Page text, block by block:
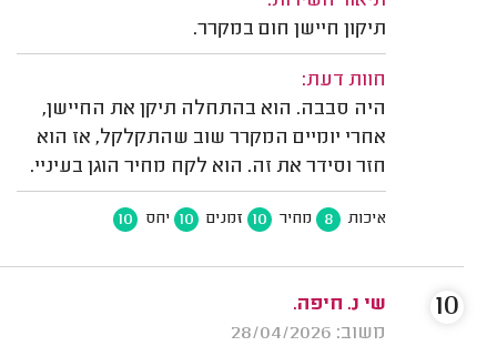
תיקון חיישן חום במקרר.
חוות דעת:
היה סבבה. הוא בהתחלה תיקן את החיישן,
אחרי יומיים המקרר שוב שהתקלקל, אז הוא
חזר וסידר את זה. הוא לקח מחיר הוגן בעיניי.
איכות 8 מחיר 10 זמנים 10 יחס 10
שי נ. חיפה.
משוב: 28/04/2026
10